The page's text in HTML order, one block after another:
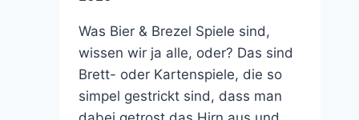
Was Bier & Brezel Spiele sind,
wissen wir ja alle, oder? Das sind
Brett- oder Kartenspiele, die so
simpel gestrickt sind, dass man